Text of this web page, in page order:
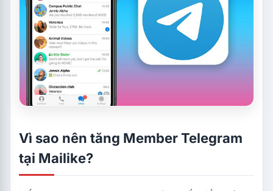
Vì sao nên tăng Member Telegram
tại Mailike?